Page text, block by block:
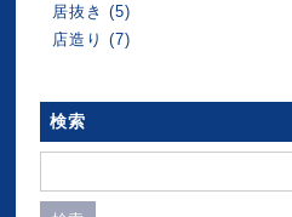
居抜き (5)
店造り (7)
検索
索: